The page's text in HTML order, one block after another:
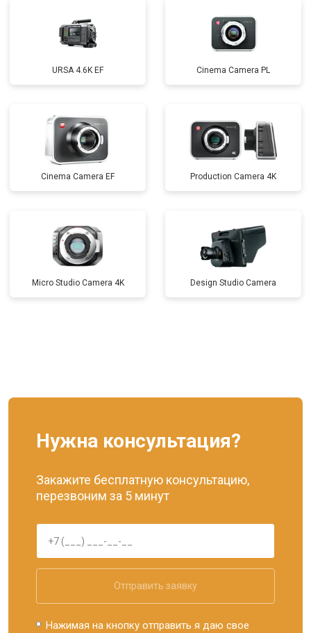
URSA 4.6K EF Cinema Camera PL
Cinema Camera EF Production Camera 4K
Micro Studio Camera 4K Design Studio Camera
Нужна консультация?
Закажите бесплатную консультацию,
перезвоним за 5 минут
Отправить заявку
Нажимая на кнопку отправить я даю свое